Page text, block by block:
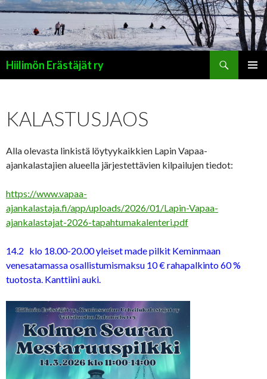
Hiilimön Erästäjät ry
KALASTUSJAOS
Alla olevasta linkistä löytyykaikkien Lapin Vapaa-
ajankalastajien alueella järjestettävien kilpailujen tiedot:
https://www.vapaa-
ajankalastaja.fi/app/uploads/2026/01/Lapin-Vapaa-
ajankalastajat-2026-tapahtumakalenteri.pdf
14.2 klo 18.00-20.00 yleiset made pilkit Keminmaan
venesatamassa osallistumismaksu 10 € rahapalkinto 60 %
tuotosta. Kanttiini auki.